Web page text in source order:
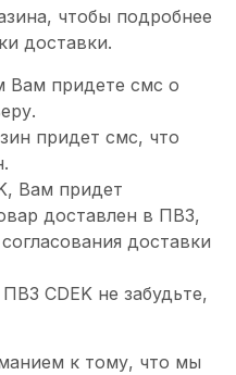
чтобы подробнее
доставки.
Вам придете смс о
придет смс, что
Вам придет
доставлен в ПВЗ,
доставки
CDEK не забудьте,
к тому, что мы